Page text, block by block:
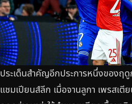
ประเด็นสำคัญอีกประการหนึ่งของฤ
แชมเปียนส์ลีก เมื่อจานลูกา เพรสเ